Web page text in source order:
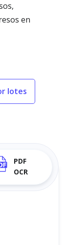
en
lotes
PDF
OCR